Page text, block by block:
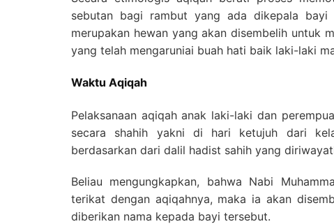
sebutan bagi rambut yang ada dikepala
merupakan hewan yang akan disembelih untuk
yang telah mengaruniai buah hati baik laki-laki
Waktu Aqiqah
Pelaksanaan aqiqah anak laki-laki dan
secara shahih yakni di hari ketujuh dari
berdasarkan dari dalil hadist sahih yang
Beliau mengungkapkan, bahwa Nabi
terikat dengan aqiqahnya, maka ia akan
diberikan nama kepada bayi tersebut.